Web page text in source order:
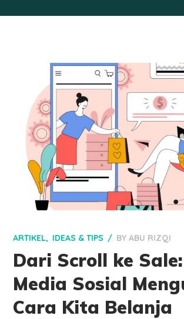
ARTIKEL IDEAS & TIPS BYABU RIZQI
Dari Scroll ke
Media Sosial
Cara Kita Belanja